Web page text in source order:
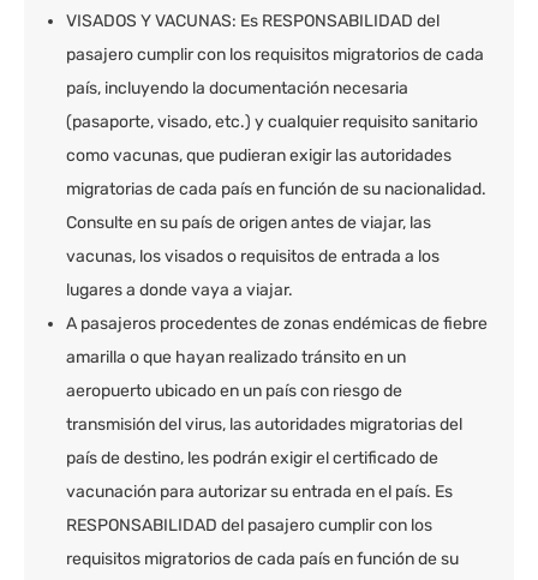
VISADOS Y VACUNAS: Es RESPONSABILIDAD del
pasajero cumplir con los requisitos migratorios de cada
país, incluyendo la documentación necesaria
(pasaporte, visado, etc.) y cualquier requisito sanitario
como vacunas, que pudieran exigir las autoridades
migratorias de cada país en función de su nacionalidad.
Consulte en su país de origen antes de viajar, las
vacunas, los visados o requisitos de entrada a los
lugares a donde vaya a viajar.
A pasajeros procedentes de zonas endémicas de fiebre
amarilla o que hayan realizado tránsito en un
aeropuerto ubicado en un país con riesgo de
transmisión del virus, las autoridades migratorias del
país de destino, les podrán exigir el certificado de
vacunación para autorizar su entrada en el país. Es
RESPONSABILIDAD del pasajero cumplir con los
requisitos migratorios de cada país en función de su